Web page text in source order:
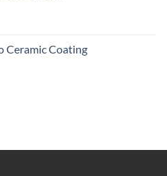
Ceramic Coating